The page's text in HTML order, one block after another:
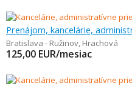
Prenájom, kancelárie,
Bratislava - Ružinov, Hrachová
125,00 EUR/mesiac